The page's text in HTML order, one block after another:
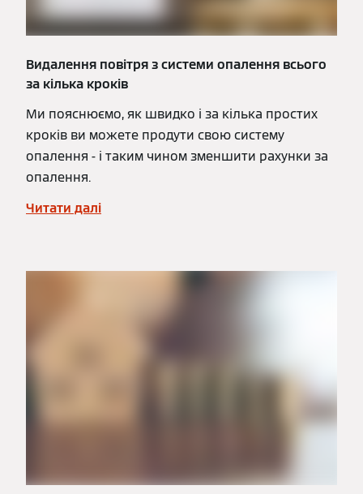
Видалення повітря з системи опалення всього
за кілька кроків
Ми пояснюємо, як швидко і за кілька простих
кроків ви можете продути свою систему
опалення - і таким чином зменшити рахунки за
опалення.
Читати далі